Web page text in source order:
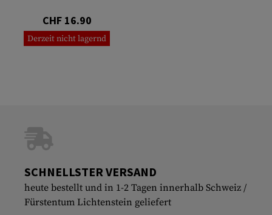
CHF 16.90
Derzeit nicht lagernd
SCHNELLSTER VERSAND
heute bestellt und in 1-2 Tagen innerhalb Schweiz /
Fürstentum Lichtenstein geliefert